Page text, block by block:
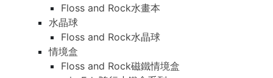
Floss and Rock水畫本
水晶球
Floss and Rock水晶球
情境盒
Floss and Rock磁鐵情境盒